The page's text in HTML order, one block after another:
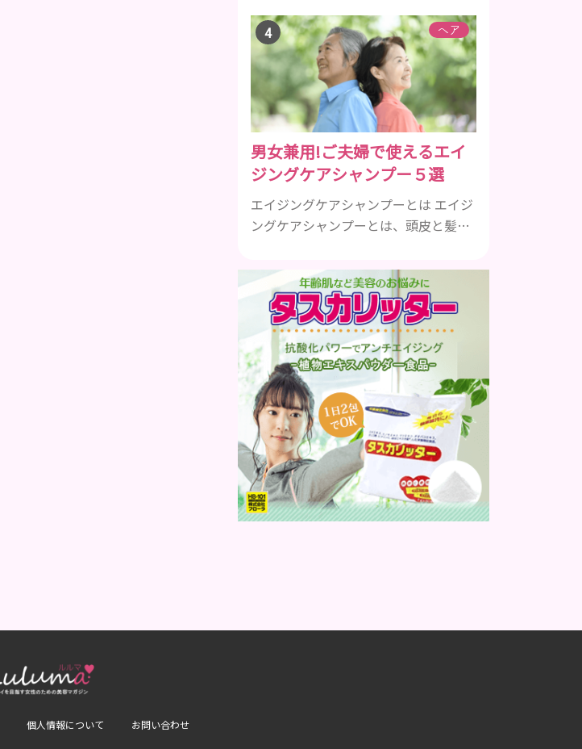
引用元 ②キラキラで反射効果を全面
に、血色の良いピンクゴールドでマグ
ネットネイル 引用元：
https://4meee.com/articles/view/30008363
③2024トレンドカラーのピーチファズ
（Peach Fuzz）ネイル 引用元 ④スト
ーンやミラーを多めに、大人女性も老
け...
ヘア
男女兼用!ご夫婦で使えるエイ
ジングケアシャンプー５選
エイジングケアシャンプーとは エイジ
ングケアシャンプーとは、頭皮と髪の
分を配合したエイジングケア効果の高
いシャンプーのことです。 加齢ととも
に気になるのは、髪のボリュームやハ
リやコシ、ツヤなどがなくなってくる
ことや、抜け毛や薄毛、白髪など様々
です。 自分の改善したい症状に効果的
なエイジングケアシャンプーを使うこ
とが大事です。 一般的に頭皮環境をよ
くするには、アミノ...
個人情報について お問い合わせ